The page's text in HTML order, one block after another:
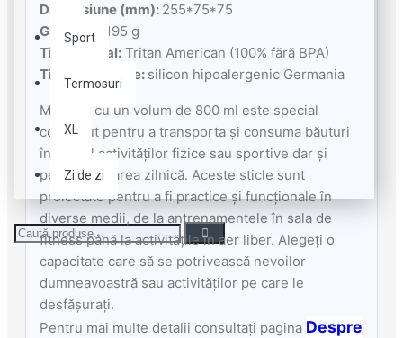
Sport
Termosuri
XL
Zi de zi
Dimensiune (mm): 255*75*75
Greutate:
195 g
Tip material: Tritan American (100% fără BPA)
Tip de etanșare: silicon hipoalergenic Germania
Modelul cu un volum de 800 ml este special
conceput pentru a transporta și consuma băuturi
în timpul activităților fizice sau sportive dar și
pentru purtarea zilnică. Aceste sticle sunt
proiectate pentru a fi practice și funcționale în
diverse medii, de la antrenamentele în sala de
fitness până la activitățile în aer liber. Alegeți o
capacitate care să se potrivească nevoilor
dumneavoastră sau activităților pe care le
desfășurați.
Pentru mai multe detalii consultați pagina Despre